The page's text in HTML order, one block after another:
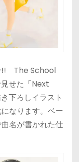
!! The School
せた「Next
下ろしイラスト
なります。ベー
名が書かれた仕